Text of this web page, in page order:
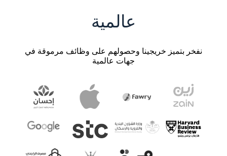
عالمية
نفخر بتميز خريجينا وحصولهم على وظائف مرموقة في
جهات عالمية